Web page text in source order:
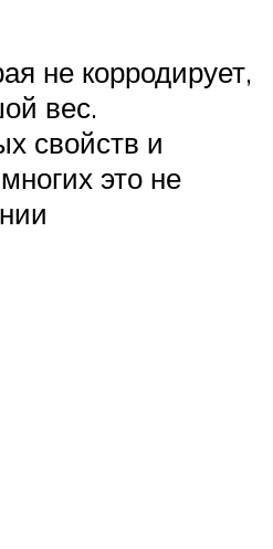
не корродирует,
вес.
свойств и
это не